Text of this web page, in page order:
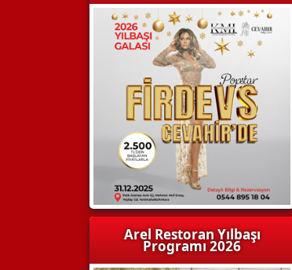
Arel Restoran Yılbaşı
Programı 2026